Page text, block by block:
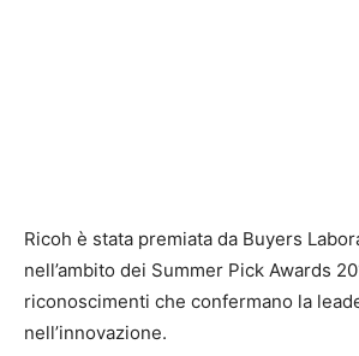
Ricoh è stata premiata da Buyers
nell’ambito dei Summer Pick Awards
riconoscimenti che confermano la
nell’innovazione.